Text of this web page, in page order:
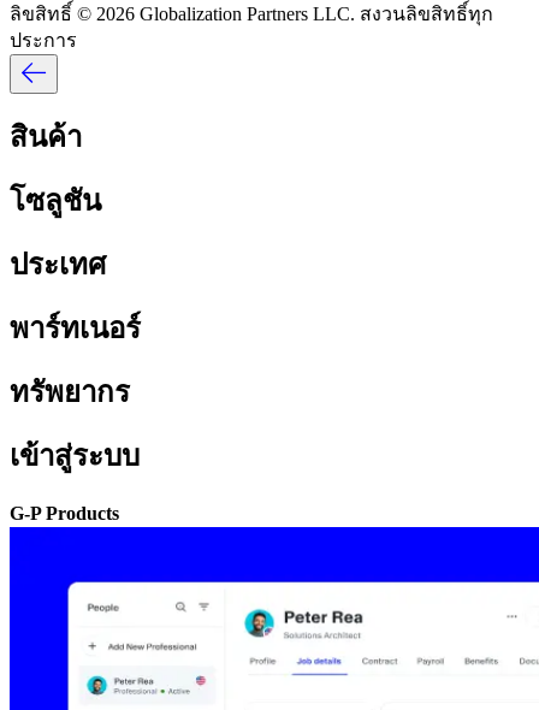
ลิขสิทธิ์ © 2026 Globalization Partners LLC. สงวนลิขสิทธิ์ทุก
ประการ​​
สินค้า​​
โซลูชัน​​
ประเทศ​​
พาร์ทเนอร์​​
ทรัพยากร​​
เข้าสู่ระบบ​​
G-P Products​​